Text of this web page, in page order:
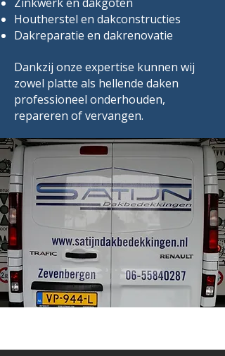
Houtherstel en dakconstructies
Dakreparatie en dakrenovatie
Dankzij onze expertise kunnen wij
zowel platte als hellende daken
professioneel onderhouden,
repareren of vervangen.